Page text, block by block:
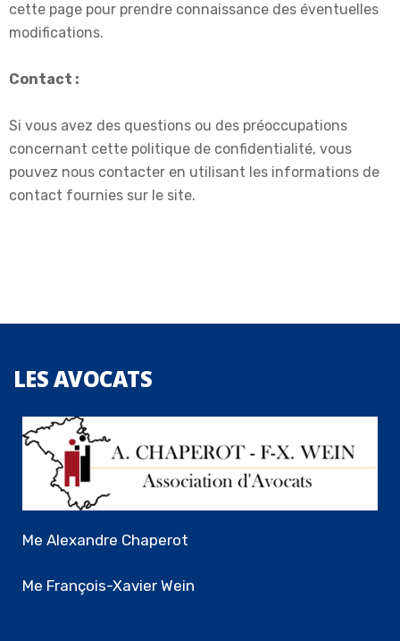
cette page pour prendre connaissance des éventuelles
modifications.
Contact :
Si vous avez des questions ou des préoccupations
concernant cette politique de confidentialité, vous
pouvez nous contacter en utilisant les informations de
contact fournies sur le site.
LESAVOCATS
Me Alexandre Chaperot
Me François-Xavier Wein